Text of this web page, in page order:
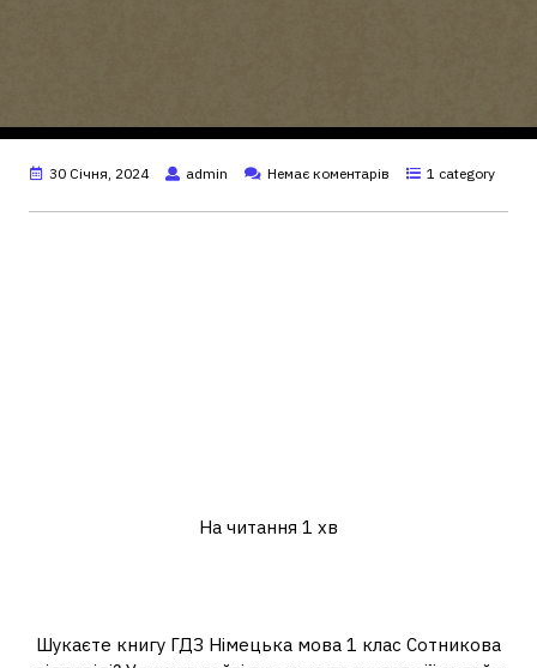
30 Січня, 2024 admin Немає коментарів 1 category
На читання 1 хв
Шукаєте книгу ГДЗ Німецька мова 1 клас Сотникова